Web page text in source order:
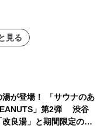
ートを発表
見る
湯が登場！ 「サウナのあ
」第2弾 渋谷
良湯」と期間限定のコ